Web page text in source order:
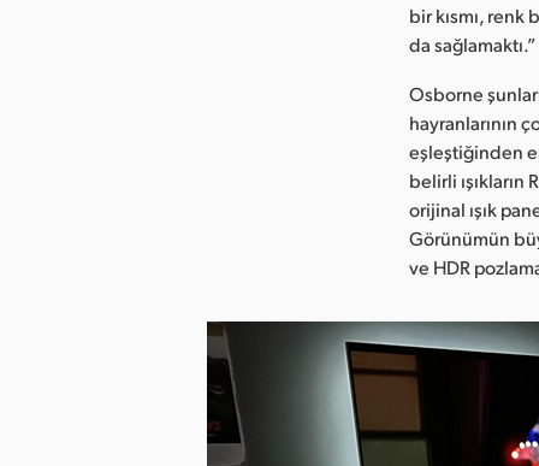
bir kısmı, renk
da sağlamaktı.”
Osborne
hayranlarının
eşleştiğinden
belirli
orijinal ışık
Görünümün
ve HDR